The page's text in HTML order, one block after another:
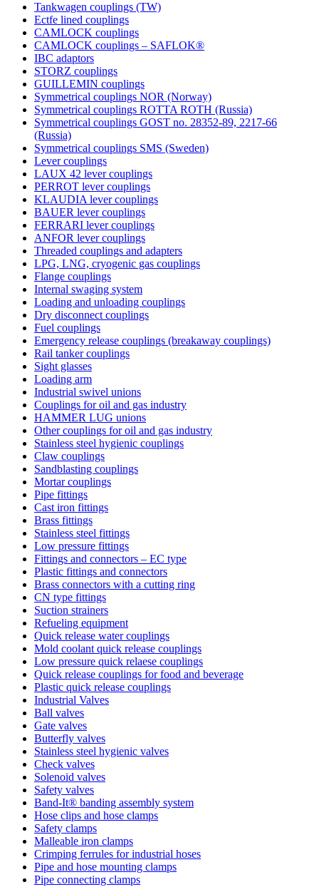
Tankwagen couplings (TW)
Ectfe lined couplings
CAMLOCK couplings
CAMLOCK couplings – SAFLOK®
IBC adaptors
STORZ couplings
GUILLEMIN couplings
Symmetrical couplings NOR (Norway)
Symmetrical couplings ROTTA ROTH (Russia)
Symmetrical couplings GOST no. 28352-89, 2217-66
(Russia)
Symmetrical couplings SMS (Sweden)
Lever couplings
LAUX 42 lever couplings
PERROT lever couplings
KLAUDIA lever couplings
BAUER lever couplings
FERRARI lever couplings
ANFOR lever couplings
Threaded couplings and adapters
LPG, LNG, cryogenic gas couplings
Flange couplings
Internal swaging system
Loading and unloading couplings
Dry disconnect couplings
Fuel couplings
Emergency release couplings (breakaway couplings)
Rail tanker couplings
Sight glasses
Loading arm
Industrial swivel unions
Couplings for oil and gas industry
HAMMER LUG unions
Other couplings for oil and gas industry
Stainless steel hygienic couplings
Claw couplings
Sandblasting couplings
Mortar couplings
Pipe fittings
Cast iron fittings
Brass fittings
Stainless steel fittings
Low pressure fittings
Fittings and connectors – EC type
Plastic fittings and connectors
Brass connectors with a cutting ring
CN type fittings
Suction strainers
Refueling equipment
Quick release water couplings
Mold coolant quick release couplings
Low pressure quick relaese couplings
Quick release couplings for food and beverage
Plastic quick release couplings
Industrial Valves
Ball valves
Gate valves
Butterfly valves
Stainless steel hygienic valves
Check valves
Solenoid valves
Safety valves
Band-It® banding assembly system
Hose clips and hose clamps
Safety clamps
Malleable iron clamps
Crimping ferrules for industrial hoses
Pipe and hose mounting clamps
Pipe connecting clamps